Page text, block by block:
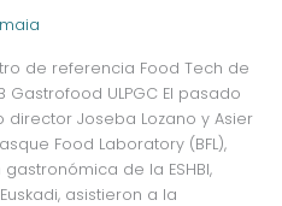
de referencia Food Tech de
Gastrofood ULPGC El pasado
director Joseba Lozano y Asier
Food Laboratory (BFL),
de la ESHBI,
asistieron a la